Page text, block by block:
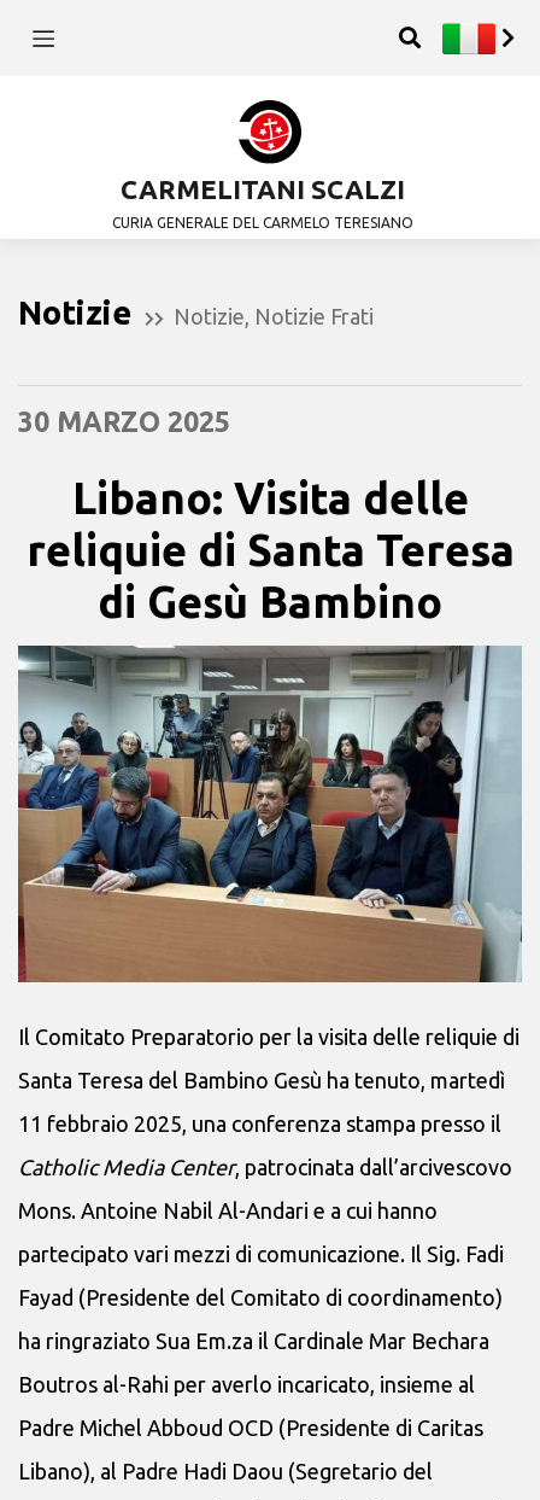
CARMELITANI SCALZI
CURIA GENERALE DEL CARMELO TERESIANO
Notizie Notizie Notizie Frati
30 MARZO 2025
Libano: Visita delle
reliquie di Santa Teresa
di Gesù Bambino
Il Comitato Preparatorio per la visita delle reliquie di
Santa Teresa del Bambino Gesù ha tenuto, martedì
11 febbraio 2025, una conferenza stampa presso il
Catholic Media Center, patrocinata dall’arcivescovo
Mons. Antoine Nabil Al-Andari e a cui hanno
partecipato vari mezzi di comunicazione. Il Sig. Fadi
Fayad (Presidente del Comitato di coordinamento)
ha ringraziato Sua Em.za il Cardinale Mar Bechara
Boutros al-Rahi per averlo incaricato, insieme al
Padre Michel Abboud OCD (Presidente di Caritas
Libano), al Padre Hadi Daou (Segretario del